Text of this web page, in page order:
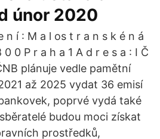
únor 2020
n í : M a l os t r a n s k é n á
0 P r a h a 1 A d r e s a : I Č
plánuje vedle pamětní
až 2025 vydat 36 emisí
poprvé vydá také
budou moci získat
prostředků,